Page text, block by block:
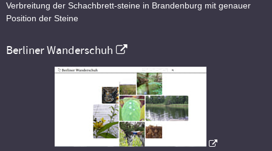
Verbreitung der Schachbrett-steine in Brandenburg mit genauer
Position der Steine
Berliner Wanderschuh